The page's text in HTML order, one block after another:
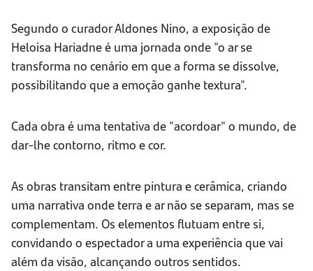
Segundo o curador Aldones Nino, a exposição de
Heloisa Hariadne é uma jornada onde "o ar se
transforma no cenário em que a forma se dissolve,
possibilitando que a emoção ganhe textura".
Cada obra é uma tentativa de "acordoar" o mundo, de
dar-lhe contorno, ritmo e cor.
As obras transitam entre pintura e cerâmica, criando
uma narrativa onde terra e ar não se separam, mas se
complementam. Os elementos flutuam entre si,
convidando o espectador a uma experiência que vai
além da visão, alcançando outros sentidos.